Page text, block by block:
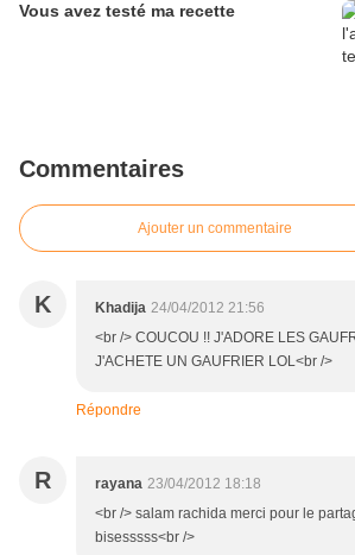
Vous avez testé ma recette
Commentaires
Ajouter un commentaire
K Khadija 24/04/2012 21:56
<br /> COUCOU !! J'ADORE LES
J'ACHETE UN GAUFRIER LOL<br />
Répondre
R rayana 23/04/2012 18:18
<br /> salam rachida merci pour le
bisesssss<br />